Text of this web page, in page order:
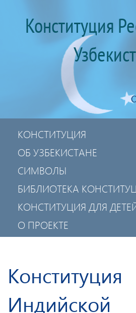
Конституция
КОНСТИТУЦИЯ
ОБ УЗБЕКИСТАНЕ
СИМВОЛЫ
БИБЛИОТЕКА
КОНСТИТУЦИЯ ДЛЯ
О ПРОЕКТЕ
Конституция
Индийской